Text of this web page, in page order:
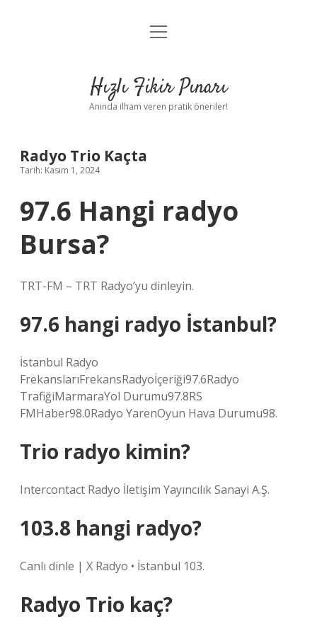
Anasayfa
Yasal Uyarı
menüyü
Hızlı Fikir Pınarı
Anında ilham veren pratik öneriler!
Radyo Trio Kaçta
Tarih: Kasım 1, 2024
97.6 Hangi radyo
Bursa?
TRT-FM – TRT Radyo’yu dinleyin.
97.6 hangi radyo İstanbul?
İstanbul Radyo
FrekanslarıFrekansRadyoİçeriği97.6Radyo
TrafiğiMarmaraYol Durumu97.8RS
FMHaber98.0Radyo YarenOyun Hava Durumu98.
Trio radyo kimin?
Intercontact Radyo İletişim Yayıncılık Sanayi A.Ş.
103.8 hangi radyo?
Canlı dinle | X Radyo • İstanbul 103.
Radyo Trio kaç?